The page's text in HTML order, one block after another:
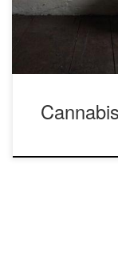
wiele osób zna